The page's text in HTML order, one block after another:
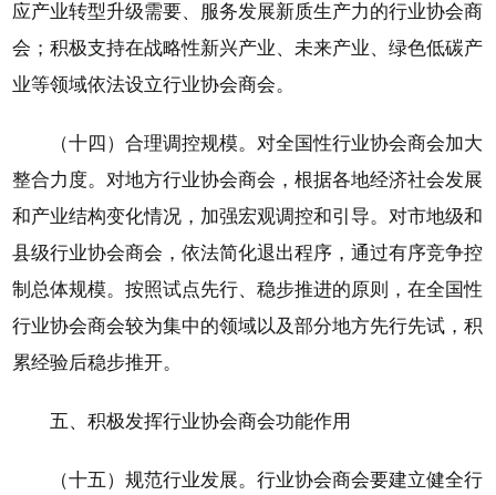
应产业转型升级需要、服务发展新质生产力的行业协会商
会；积极支持在战略性新兴产业、未来产业、绿色低碳产
业等领域依法设立行业协会商会。
（十四）合理调控规模。对全国性行业协会商会加大
整合力度。对地方行业协会商会，根据各地经济社会发展
和产业结构变化情况，加强宏观调控和引导。对市地级和
县级行业协会商会，依法简化退出程序，通过有序竞争控
制总体规模。按照试点先行、稳步推进的原则，在全国性
行业协会商会较为集中的领域以及部分地方先行先试，积
累经验后稳步推开。
五、积极发挥行业协会商会功能作用
（十五）规范行业发展。行业协会商会要建立健全行